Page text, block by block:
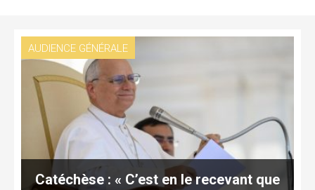
AUDIENCE GÉNÉRALE
Catéchèse : « C’est en le recevant que